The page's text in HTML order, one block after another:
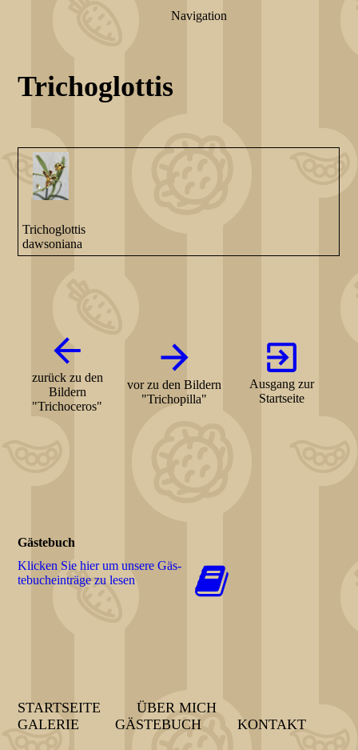
Navigation
Trichoglottis
Trichoglottis
dawsoniana
zurück zu den
Bildern
"Trichoceros"
vor zu den Bildern
"Trichopilla"
Ausgang zur
Startseite
Gästebuch
Klicken Sie hier um unsere Gäs­
te­buch­ein­trä­ge zu lesen
STARTSEITE ÜBER MICH
GALERIEGÄSTEBUCH KONTAKT